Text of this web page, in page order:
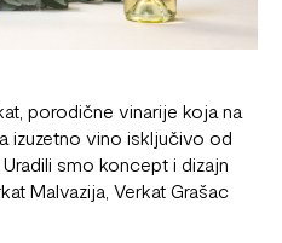
, porodične vinarije koja na
izuzetno vino isključivo od
smo koncept i dizajn
Malvazija, Verkat Grašac